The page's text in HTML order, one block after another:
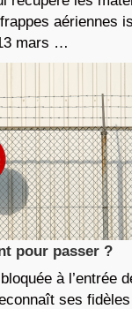
aériennes
mars …
pour passer ?
à l’entrée
ses